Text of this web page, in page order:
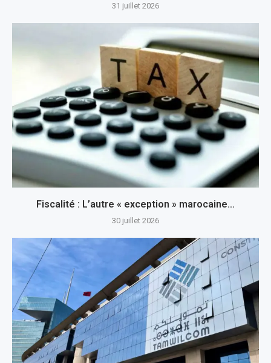
31 juillet 2026
Fiscalité : L’autre « exception » marocaine…
30 juillet 2026